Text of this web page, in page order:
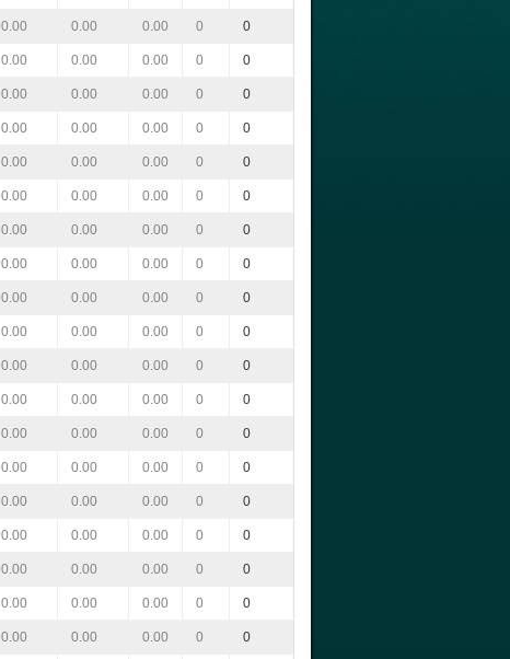
0.00 0.00 0.00 0 0
0.00 0.00 0.00 0 0
0.00 0.00 0.00 0 0
0.00 0.00 0.00 0 0
0.00 0.00 0.00 0 0
0.00 0.00 0.00 0 0
0.00 0.00 0.00 0 0
0.00 0.00 0.00 0 0
0.00 0.00 0.00 0 0
0.00 0.00 0.00 0 0
0.00 0.00 0.00 0 0
0.00 0.00 0.00 0 0
0.00 0.00 0.00 0 0
0.00 0.00 0.00 0 0
0.00 0.00 0.00 0 0
0.00 0.00 0.00 0 0
0.00 0.00 0.00 0 0
0.00 0.00 0.00 0 0
0.00 0.00 0.00 0 0